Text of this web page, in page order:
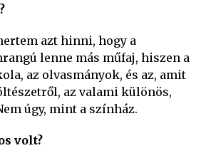
azt hinni, hogy a
lenne más műfaj, hiszen a
az olvasmányok, és az, amit
az valami különös,
úgy, mint a színház.
volt?